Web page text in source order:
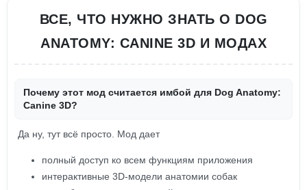
ВСЕ, ЧТО НУЖНО ЗНАТЬ О DOG
ANATOMY: CANINE 3D И МОДАХ
Почему этот мод считается имбой для Dog Anatomy:
Canine 3D?
Да ну, тут всё просто. Мод дает
полный доступ ко всем функциям приложения
интерактивные 3D-модели анатомии собак